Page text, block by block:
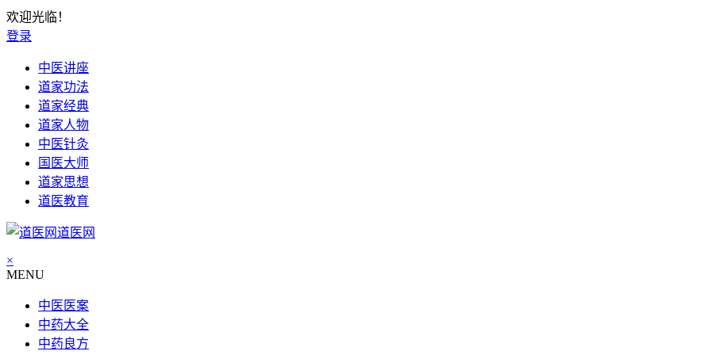
欢迎光临！
登录
中医讲座
道家功法
道家经典
道家人物
中医针灸
国医大师
道家思想
道医教育
道医网
×
MENU
中医医案
中药大全
中药良方